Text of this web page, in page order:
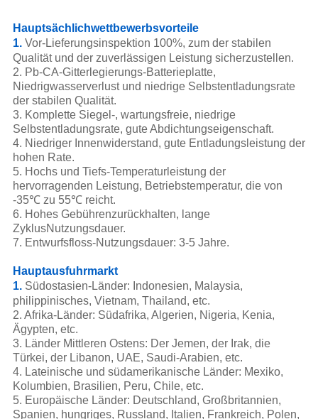
Hauptsächlichwettbewerbsvorteile
1. Vor-Lieferungsinspektion 100%, zum der stabilen
Qualität und der zuverlässigen Leistung sicherzustellen.
2. Pb-CA-Gitterlegierungs-Batterieplatte,
Niedrigwasserverlust und niedrige Selbstentladungsrate
der stabilen Qualität.
3. Komplette Siegel-, wartungsfreie, niedrige
Selbstentladungsrate, gute Abdichtungseigenschaft.
4. Niedriger Innenwiderstand, gute Entladungsleistung der
hohen Rate.
5. Hochs und Tiefs-Temperaturleistung der
hervorragenden Leistung, Betriebstemperatur, die von
-35℃ zu 55℃ reicht.
6. Hohes Gebührenzurückhalten, lange
ZyklusNutzungsdauer.
7. Entwurfsfloss-Nutzungsdauer: 3-5 Jahre.
Hauptausfuhrmarkt
1. Südostasien-Länder: Indonesien, Malaysia,
philippinisches, Vietnam, Thailand, etc.
2. Afrika-Länder: Südafrika, Algerien, Nigeria, Kenia,
Ägypten, etc.
3. Länder Mittleren Ostens: Der Jemen, der Irak, die
Türkei, der Libanon, UAE, Saudi-Arabien, etc.
4. Lateinische und südamerikanische Länder: Mexiko,
Kolumbien, Brasilien, Peru, Chile, etc.
5. Europäische Länder: Deutschland, Großbritannien,
Spanien, hungriges, Russland, Italien, Frankreich, Polen,